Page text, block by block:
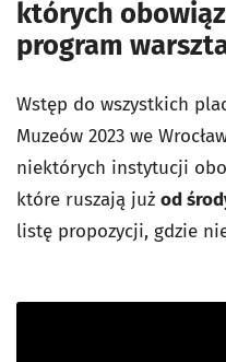
których
program
Wstęp do wszystkich
Muzeów 2023 we
niektórych instytucji
które ruszają już od
listę propozycji, gdzie